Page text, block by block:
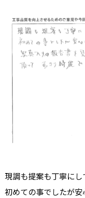
現調も提案も丁寧にし
初めての事でしたが安